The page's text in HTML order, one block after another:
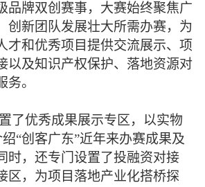
品牌双创赛事，大赛始终聚焦广
创新团队发展壮大所需办赛，为
才和优秀项目提供交流展示、项
以及知识产权保护、落地资源对
。
了优秀成果展示专区，以实物
“创客广东”近年来办赛成果及
时，还专门设置了投融资对接
区，为项目落地产业化搭桥探